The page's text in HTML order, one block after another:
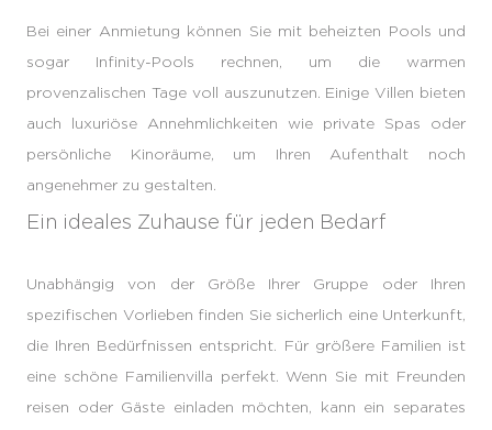
Bei einer Anmietung können Sie mit beheizten Pools und
sogar Infinity-Pools rechnen, um die warmen
provenzalischen Tage voll auszunutzen. Einige Villen bieten
auch luxuriöse Annehmlichkeiten wie private Spas oder
persönliche Kinoräume, um Ihren Aufenthalt noch
angenehmer zu gestalten.
Ein ideales Zuhause für jeden Bedarf
Unabhängig von der Größe Ihrer Gruppe oder Ihren
spezifischen Vorlieben finden Sie sicherlich eine Unterkunft,
die Ihren Bedürfnissen entspricht. Für größere Familien ist
eine schöne Familienvilla perfekt. Wenn Sie mit Freunden
reisen oder Gäste einladen möchten, kann ein separates